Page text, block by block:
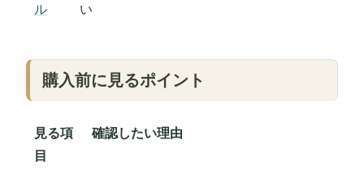
ル
い
購入前に見るポイント
見る項
目
確認したい理由